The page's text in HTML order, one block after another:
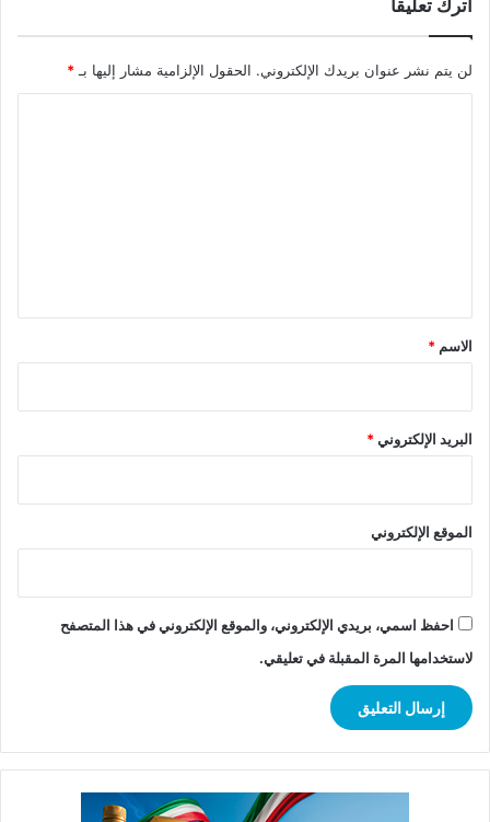
اترك تعليقاً
لن يتم نشر عنوان بريدك الإلكتروني. الحقول الإلزامية مشار إليها بـ *
*
الاسم *
البريد الإلكتروني*
الموقع الإلكتروني
احفظ اسمي، بريدي الإلكتروني، والموقع الإلكتروني في هذا المتصفح
لاستخدامها المرة المقبلة في تعليقي.